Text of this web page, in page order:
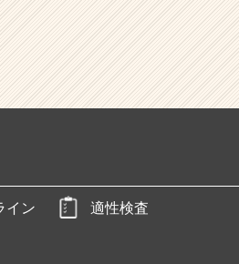
イン 適性検査